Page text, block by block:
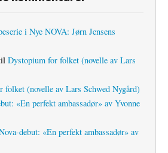
i Nye NOVA: Jørn Jensens
Dystopium for folket (novelle av Lars
folket (novelle av Lars Schwed Nygård)
«En perfekt ambassadør» av Yvonne
debut: «En perfekt ambassadør» av